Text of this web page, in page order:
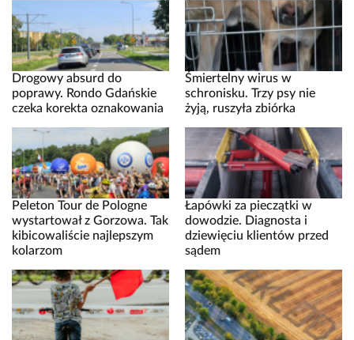
Drogowy absurd do
poprawy. Rondo Gdańskie
czeka korekta oznakowania
Śmiertelny wirus w
schronisku. Trzy psy nie
żyją, ruszyła zbiórka
Peleton Tour de Pologne
wystartował z Gorzowa. Tak
kibicowaliście najlepszym
kolarzom
Łapówki za pieczątki w
dowodzie. Diagnosta i
dziewięciu klientów przed
sądem